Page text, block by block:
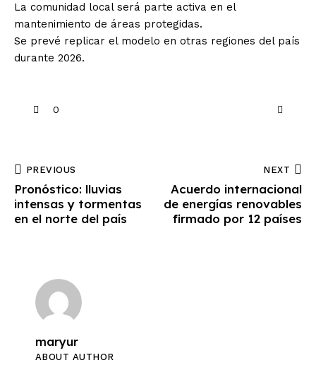
La comunidad local será parte activa en el
mantenimiento de áreas protegidas.
Se prevé replicar el modelo en otras regiones del país
durante 2026.
0
PREVIOUS
Pronóstico: lluvias
intensas y tormentas
en el norte del país
NEXT
Acuerdo internacional
de energías renovables
firmado por 12 países
maryur
ABOUT AUTHOR